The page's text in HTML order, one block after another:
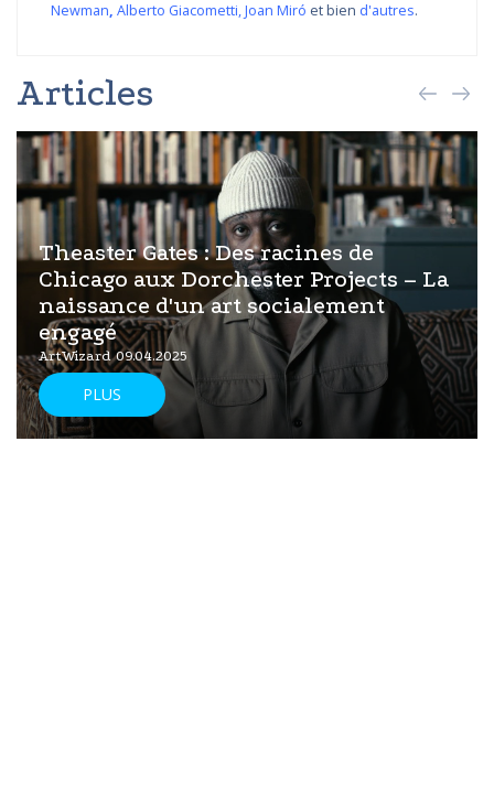
Newman, Alberto Giacometti,Joan Miró et bien d'autres.
Articles
Theaster Gates : Des racines de
Chicago aux Dorchester Projects – La
naissance d'un art socialement
engagé
ArtWizard 09.04.2025
PLUS